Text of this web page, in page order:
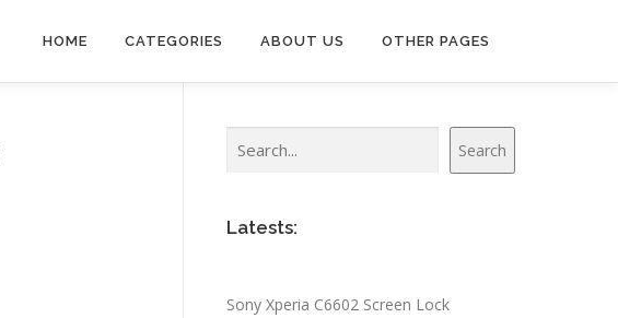
HOME CATEGORIES ABOUT US OTHER PAGES
Search
Latests:
Sony Xperia C6602 Screen Lock